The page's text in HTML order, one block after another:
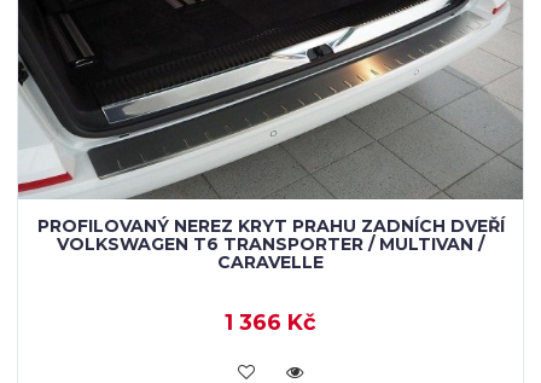
PROFILOVANÝ NEREZ KRYT PRAHU ZADNÍCH DVEŘÍ
VOLKSWAGEN T6 TRANSPORTER / MULTIVAN /
CARAVELLE
1 366 Kč
KOUPIT